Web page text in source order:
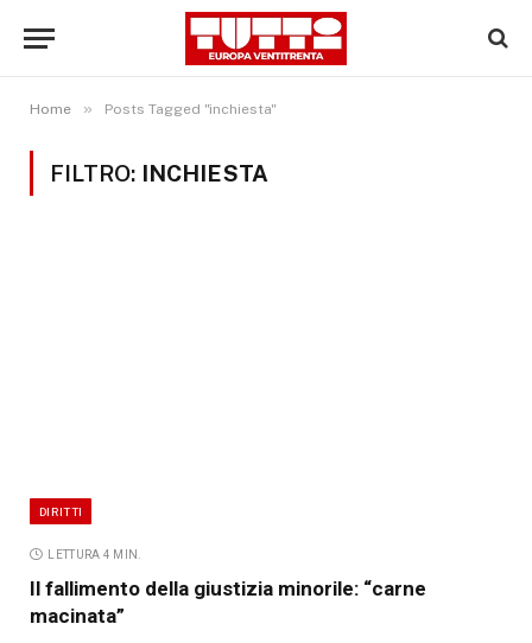
Home » Posts Tagged "inchiesta"
FILTRO: INCHIESTA
DIRITTI
LETTURA 4 MIN.
Il fallimento della giustizia minorile: “carne
macinata”